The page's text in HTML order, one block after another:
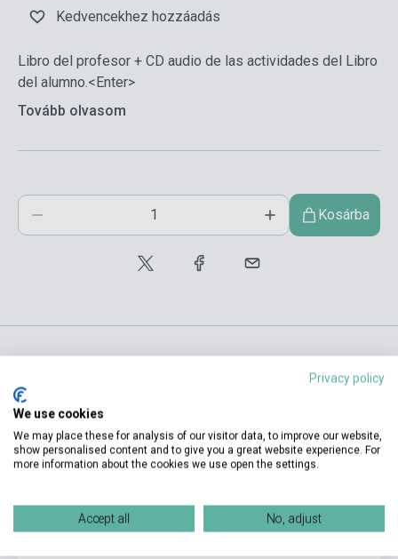
Kedvencekhez hozzáadás
Libro del profesor + CD audio de las actividades del Libro
del alumno.<Enter>
Tovább olvasom
Kosárba
ISBN 9788498480160
Oldalszám
Privacy policy
We use cookies
We may place these for analysis of our visitor data, to improve our website,
show personalised content and to give you a great website experience. For
more information about the cookies we use open the settings.
Accept all No, adjust